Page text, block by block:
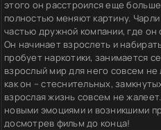
этого он расстроился еще
полностью меняют картину.
частью дружной компании, где
Он начинает взрослеть и
пробует наркотики, занимается
взрослый мир для него совсем не
как он – стеснительных,
взрослая жизнь совсем не
новыми эмоциями и возникшими
досмотрев фильм до конца!